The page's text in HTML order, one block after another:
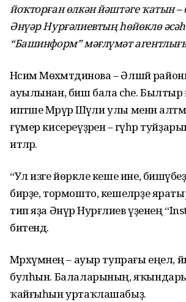
йоҡторған өлкән йәштәге ҡатын
Әнүәр Нурғәлиевтың һөйөклө
“Башинформ” мәғлүмәт
Нәсимә Мөхәмәтдинова – Әлшәй
ауылынан, биш бала әсәһе.
иптәше Мәрүәр Шәүәли улы менән
ғүмер кисереүҙәрен – гәүһәр
итәләр.
“Ул изге йөрәкле кеше ине,
бирҙе, тормошто, кешеләрҙе
тип яҙа Әнүәр Нурғәлиев үҙенең
битендә.
Мәрхүмәнең – ауыр тупрағы еңел,
булһын. Балаларының,
ҡайғыһын уртаҡлашабыҙ.